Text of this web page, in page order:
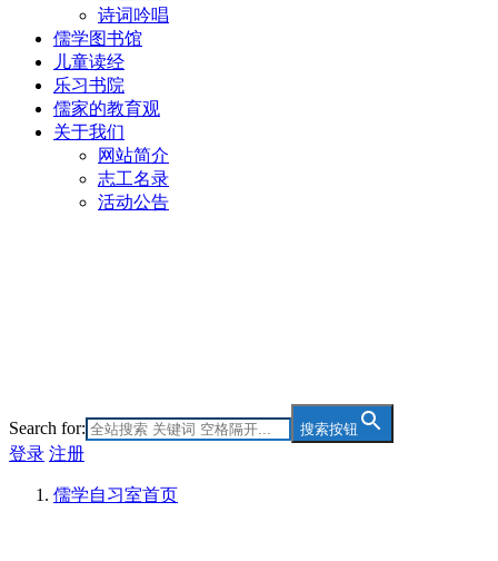
诗词吟唱
儒学图书馆
儿童读经
乐习书院
儒家的教育观
关于我们
网站简介
志工名录
活动公告
Search for: 搜索按钮
登录 注册
儒学自习室首页